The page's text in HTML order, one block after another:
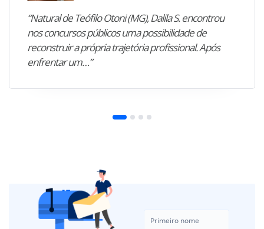
“Natural de Teófilo Otoni (MG), Dalila S. encontrou
nos concursos públicos uma possibilidade de
reconstruir a própria trajetória profissional. Após
enfrentar um…”